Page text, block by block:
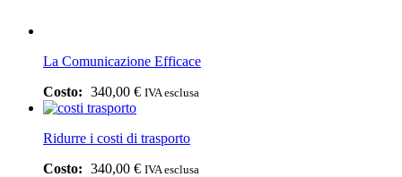
La Comunicazione Efficace
340,00 € IVA esclusa
Ridurre i costi di trasporto
340,00 € IVA esclusa